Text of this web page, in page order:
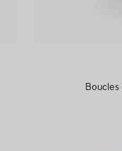
Boucles